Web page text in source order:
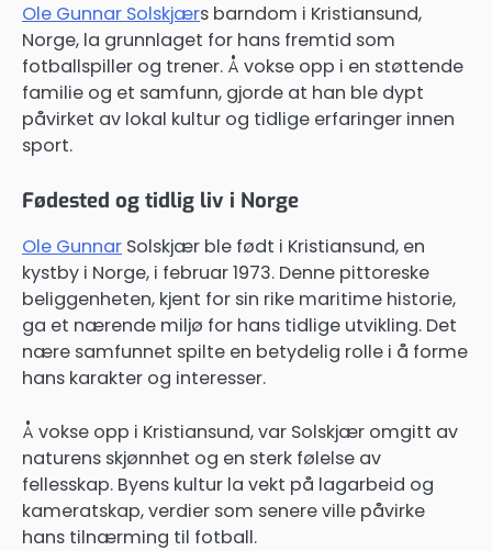
Ole Gunnar Solskjærs barndom i Kristiansund,
Norge, la grunnlaget for hans fremtid som
fotballspiller og trener. Å vokse opp i en støttende
familie og et samfunn, gjorde at han ble dypt
påvirket av lokal kultur og tidlige erfaringer innen
sport.
Fødested og tidlig liv i Norge
Ole Gunnar Solskjær ble født i Kristiansund, en
kystby i Norge, i februar 1973. Denne pittoreske
beliggenheten, kjent for sin rike maritime historie,
ga et nærende miljø for hans tidlige utvikling. Det
nære samfunnet spilte en betydelig rolle i å forme
hans karakter og interesser.
Å vokse opp i Kristiansund, var Solskjær omgitt av
naturens skjønnhet og en sterk følelse av
fellesskap. Byens kultur la vekt på lagarbeid og
kameratskap, verdier som senere ville påvirke
hans tilnærming til fotball.